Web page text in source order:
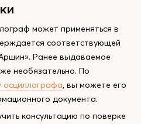
может применяться в
соответствующей
Ранее выдаваемое
необязательно. По
осциллографа, вы можете его
документа.
консультацию по поверке